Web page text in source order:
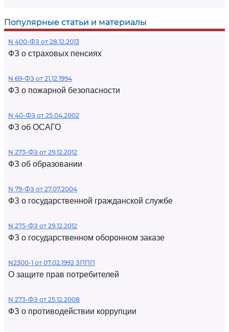
Популярные статьи и материалы
N 400-ФЗ от 28.12.2013
ФЗ о страховых пенсиях
N 69-ФЗ от 21.12.1994
ФЗ о пожарной безопасности
N 40-ФЗ от 25.04.2002
ФЗ об ОСАГО
N 273-ФЗ от 29.12.2012
ФЗ об образовании
N 79-ФЗ от 27.07.2004
ФЗ о государственной гражданской службе
N 275-ФЗ от 29.12.2012
ФЗ о государственном оборонном заказе
N2300-1 от 07.02.1992 ЗППП
О защите прав потребителей
N 273-ФЗ от 25.12.2008
ФЗ о противодействии коррупции